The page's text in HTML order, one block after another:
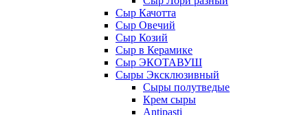
Сыр Качотта
Сыр Овечий
Сыр Козий
Сыр в Керамике
Сыр ЭКОТАВУШ
Сыры Эксклюзивный
Сыры полутведые
Крем сыры
Antipasti